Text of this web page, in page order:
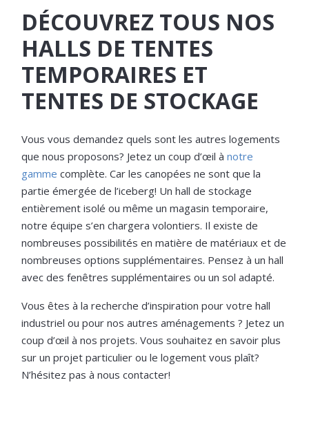
DÉCOUVREZ TOUS NOS
HALLS DE TENTES
TEMPORAIRES ET
TENTES DE STOCKAGE
Vous vous demandez quels sont les autres logements
que nous proposons? Jetez un coup d’œil à notre
gamme complète. Car les canopées ne sont que la
partie émergée de l’iceberg! Un hall de stockage
entièrement isolé ou même un magasin temporaire,
notre équipe s’en chargera volontiers. Il existe de
nombreuses possibilités en matière de matériaux et de
nombreuses options supplémentaires. Pensez à un hall
avec des fenêtres supplémentaires ou un sol adapté.
Vous êtes à la recherche d’inspiration pour votre hall
industriel ou pour nos autres aménagements ? Jetez un
coup d’œil à nos projets. Vous souhaitez en savoir plus
sur un projet particulier ou le logement vous plaît?
N’hésitez pas à nous contacter!